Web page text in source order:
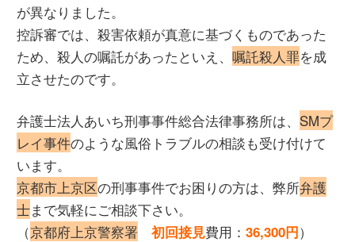
が異なりました。
控訴審では、殺害依頼が真意に基づくものであった
ため、殺人の嘱託があったといえ、嘱託殺人罪を成
立させたのです。
弁護士法人あいち刑事事件総合法律事務所は、 SMプ
レイ事件のような風俗トラブルの相談も受け付けて
います。
京都市上京区の刑事事件でお困りの方は、弊所弁護
士まで気軽にご相談下さい。
（京都府上京警察署 初回接見費用：36,300円）